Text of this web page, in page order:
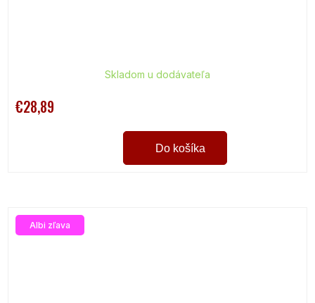
Skladom u dodávateľa
€28,89
Do košíka
Albi zľava